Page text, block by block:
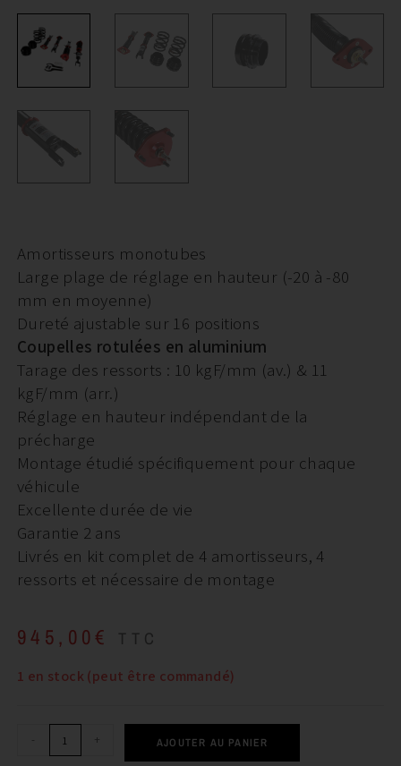
Amortisseurs monotubes
Large plage de réglage en hauteur (-20 à -80
mm en moyenne)
Dureté ajustable sur 16 positions
Coupelles rotulées en aluminium
Tarage des ressorts : 10 kgF/mm (av.) & 11
kgF/mm (arr.)
Réglage en hauteur indépendant de la
précharge
Montage étudié spécifiquement pour chaque
véhicule
Excellente durée de vie
Garantie 2 ans
Livrés en kit complet de 4 amortisseurs, 4
ressorts et nécessaire de montage
945,00 € TTC
1 en stock (peut être commandé)
- + AJOUTER AU PANIER